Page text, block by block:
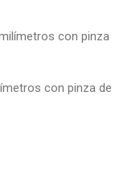
con pinza
con pinza de